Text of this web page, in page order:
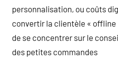
personnalisation, ou coûts
convertir la clientèle « offline
de se concentrer sur le
des petites commandes